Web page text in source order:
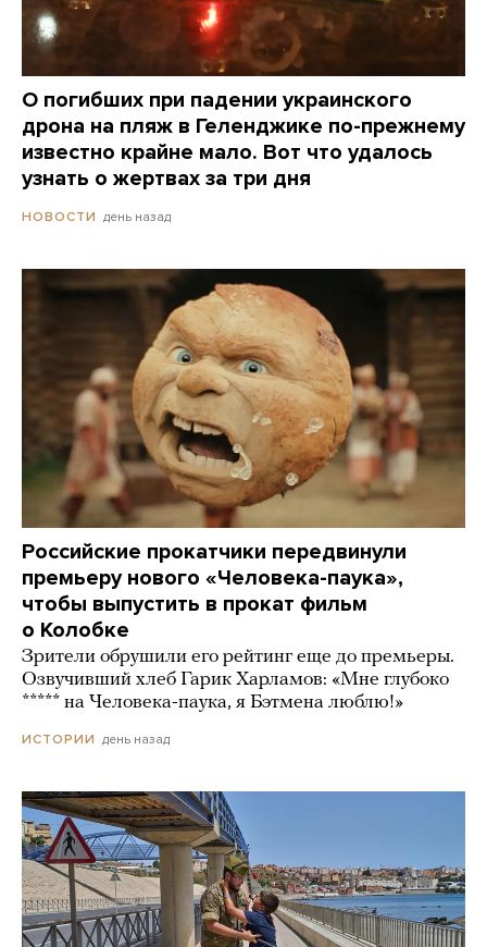
О погибших при падении украинского
дрона на пляж в Геленджике по-прежнему
известно крайне мало. Вот что удалось
узнать о жертвах за три дня
НОВОСТИ день назад
Российские прокатчики передвинули
премьеру нового «Человека-паука»,
чтобы выпустить в прокат фильм
о Колобке
Зрители обрушили его рейтинг еще до премьеры.
Озвучивший хлеб Гарик Харламов: «Мне глубоко
***** на Человека-паука, я Бэтмена люблю!»
ИСТОРИИ день назад